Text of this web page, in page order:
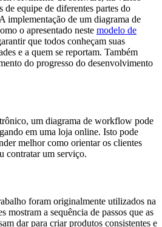
de equipe de diferentes partes do
implementação de um diagrama de
o apresentado neste modelo de
que todos conheçam suas
e a quem se reportam. Também
do progresso do desenvolvimento
um diagrama de workflow pode
em uma loja online. Isto pode
melhor como orientar os clientes
contratar um serviço.
foram originalmente utilizados na
mostram a sequência de passos que as
dar para criar produtos consistentes e